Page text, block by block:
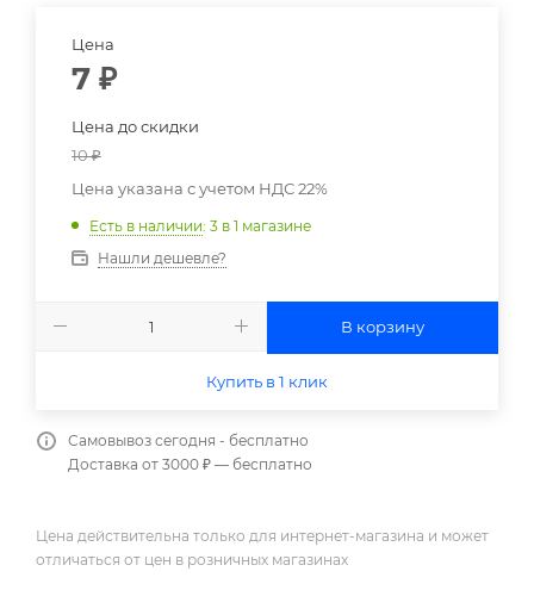
Цена
7 ₽
Цена до скидки
10₽
Цена указана с учетом НДС 22%
Есть в наличии: 3 в 1 магазине
Нашли дешевле?
В корзину
Купить в 1 клик
Самовывоз сегодня - бесплатно
Доставка от 3000 ₽ — бесплатно
Цена действительна только для интернет-магазина и может
отличаться от цен в розничных магазинах